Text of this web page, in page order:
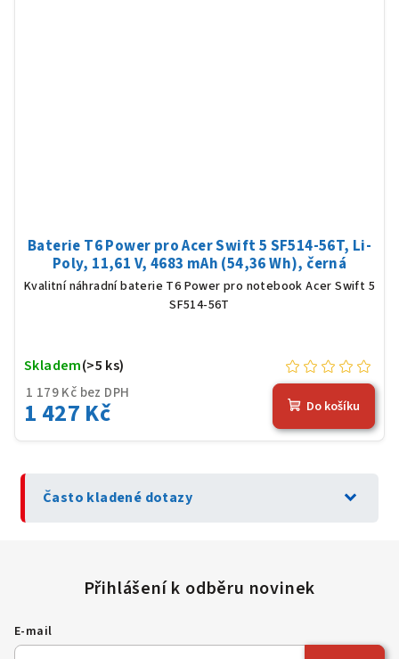
Baterie T6 Power pro Acer Swift 5 SF514-56T, Li-
Poly, 11,61 V, 4683 mAh (54,36 Wh), černá
Kvalitní náhradní baterie T6 Power pro notebook Acer Swift 5
SF514-56T
1 179 Kč bez DPH
1 427 Kč
Skladem(>5 ks)
Do košíku
Často kladené dotazy expand_more
E-mail